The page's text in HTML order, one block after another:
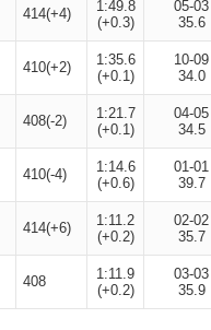
414(+4)
1:49.8
(+0.3)
05-03
35.6
410(+2)
1:35.6
(+0.1)
10-09
34.0
408(-2)
1:21.7
(+0.1)
04-05
34.5
410(-4)
1:14.6
(+0.6)
01-01
39.7
414(+6)
1:11.2
(+0.2)
02-02
35.7
408
1:11.9
(+0.2)
03-03
35.9